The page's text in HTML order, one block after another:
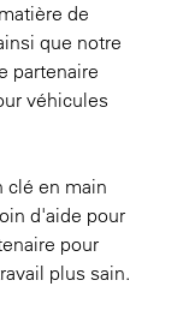
de
que notre
partenaire
véhicules
clé en main
d'aide pour
pour
plus sain.